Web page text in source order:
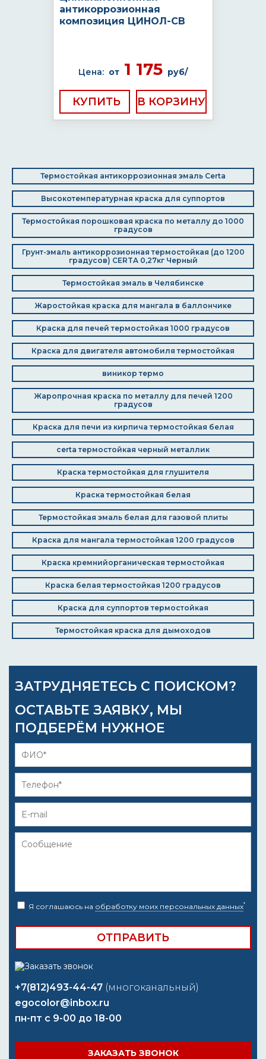
антикоррозионная
композиция ЦИНОЛ-СВ
Цена: от 1 175 руб/
КУПИТЬ
Термостойкая антикоррозионная эмаль Certa
Высокотемпературная краска для суппортов
Термостойкая порошковая краска по металлу до 1000
градусов
Грунт-эмаль антикоррозионная термостойкая (до 1200
градусов) CERTA 0,27кг Черный
Термостойкая эмаль в Челябинске
Жаростойкая краска для мангала в баллончике
Краска для печей термостойкая 1000 градусов
Краска для двигателя автомобиля термостойкая
виникор термо
Жаропрочная краска по металлу для печей 1200
градусов
Краска для печи из кирпича термостойкая белая
certa термостойкая черный металлик
Краска термостойкая для глушителя
Краска термостойкая белая
Термостойкая эмаль белая для газовой плиты
Краска для мангала термостойкая 1200 градусов
Краска кремнийорганическая термостойкая
Краска белая термостойкая 1200 градусов
Краска для суппортов термостойкая
Термостойкая краска для дымоходов
ЗАТРУДНЯЕТЕСЬ С ПОИСКОМ?
ОСТАВЬТЕ ЗАЯВКУ, МЫ
ПОДБЕРЁМ НУЖНОЕ
Я соглашаюсь на обработку моих персональных данных*
+7(812)493-44-47 (многоканальный)
egocolor@inbox.ru
пн-пт с 9-00 до 18-00
ЗАКАЗАТЬ ЗВОНОК